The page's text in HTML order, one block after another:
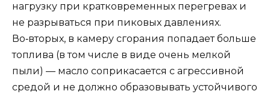
нагрузку при кратковременных перегревах и
не разрываться при пиковых давлениях.
Во‑вторых, в камеру сгорания попадает больше
топлива (в том числе в виде очень мелкой
пыли) — масло соприкасается с агрессивной
средой и не должно образовывать устойчивого